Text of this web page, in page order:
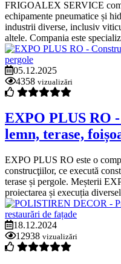
FRIGOALEX SERVICE
echipamente pneumatice și
industrii diverse, inclusiv
altele. Compania este
05.12.2025
4358 vizualizări
EXPO PLUS RO
lemn, terase,
EXPO PLUS RO este o
construcţiilor, ce execută
terase și pergole. Meșterii
proiectarea și execuția
18.12.2024
12938 vizualizări